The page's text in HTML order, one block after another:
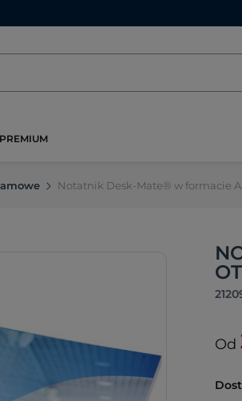
PREMIUM
Notatnik Desk-Mate® w formacie
Od